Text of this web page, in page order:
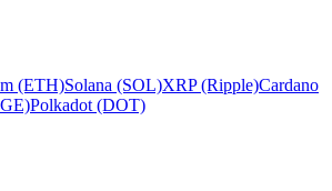
(ETH)Solana (SOL)XRP (Ripple)Cardano
Polkadot (DOT)